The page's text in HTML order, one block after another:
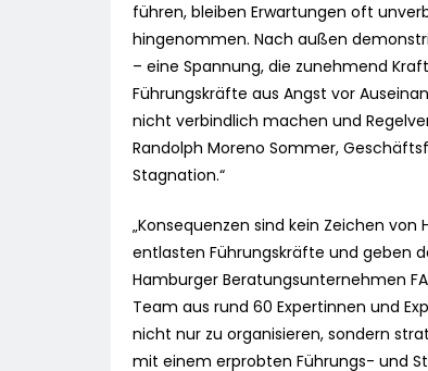
führen, bleiben Erwartungen oft
hingenommen. Nach außen
– eine Spannung, die zunehmend
Führungskräfte aus Angst vor
nicht verbindlich machen und
Randolph Moreno Sommer,
Stagnation.“
„Konsequenzen sind kein Zeichen
entlasten Führungskräfte und geben
Hamburger Beratungsunternehmen
Team aus rund 60 Expertinnen und
nicht nur zu organisieren, sondern
mit einem erprobten Führungs- und